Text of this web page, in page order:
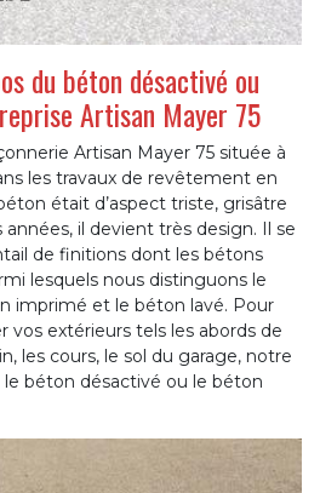
du béton désactivé ou
Artisan Mayer 75
Artisan Mayer 75 située à
les travaux de revêtement en
était d’aspect triste, grisâtre
il devient très design. Il se
de finitions dont les bétons
lesquels nous distinguons le
imprimé et le béton lavé. Pour
vos extérieurs tels les abords de
les cours, le sol du garage, notre
béton désactivé ou le béton